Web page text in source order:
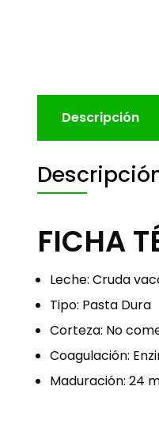
Descripción
FICHA
Leche: Cruda
Tipo: Pasta Dura
Corteza: No
Coagulación:
Maduración: 24